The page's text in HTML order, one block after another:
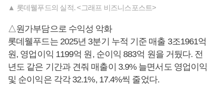
▲ 롯데웰푸드의 실적. <그래프 비즈니스포스트>
△원가부담으로 수익성 악화
롯데웰푸드는 2025년 3분기 누적 기준 매출 3조1961억
원, 영업이익 1199억 원, 순이익 883억 원을 거뒀다. 전
년도 같은 기간과 견줘 매출이 3.9% 늘면서도 영업이익
및 순이익은 각각 32.1%, 17.4%씩 줄었다.